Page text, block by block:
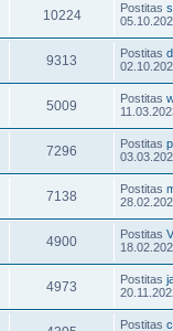
10224 Postitas
9313 Postitas
5009 Postitas
7296 Postitas
7138 Postitas
4900 Postitas
4973 Postitas
Postitas